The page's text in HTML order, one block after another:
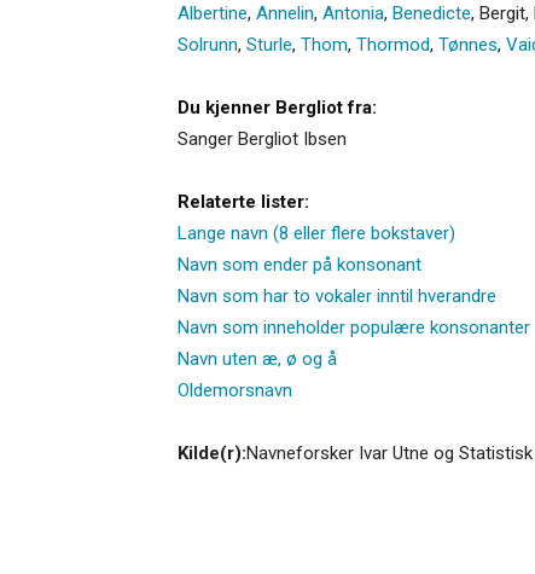
Albertine, Annelin, Antonia, Benedicte, Bergit,
Solrunn, Sturle, Thom, Thormod, Tønnes,
Du kjenner Bergliot fra:
Sanger Bergliot Ibsen
Relaterte lister:
Lange navn (8 eller flere bokstaver)
Navn som ender på konsonant
Navn som har to vokaler inntil hverandre
Navn som inneholder populære konsonanter
Navn uten æ, ø og å
Oldemorsnavn
Kilde(r):Navneforsker Ivar Utne og Statistisk